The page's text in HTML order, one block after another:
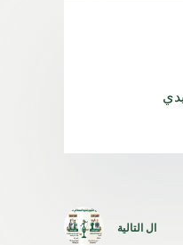
ال التالية